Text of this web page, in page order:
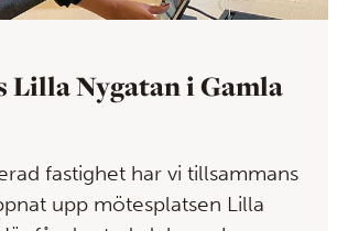
Lilla Nygatan i Gamla
fastighet har vi tillsammans
upp mötesplatsen Lilla